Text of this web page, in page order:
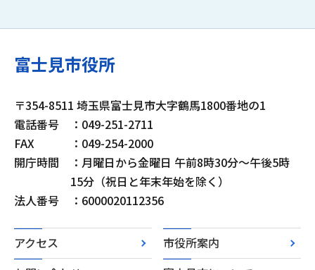
富士見市役所
〒354-8511 埼玉県富士見市大字鶴馬1800番地の1
電話番号
：049-251-2711
FAX
：049-254-2000
開庁時間
：月曜日から金曜日 午前8時30分～午後5時
15分（祝日と年末年始を除く）
法人番号
：6000020112356
アクセス
市役所案内